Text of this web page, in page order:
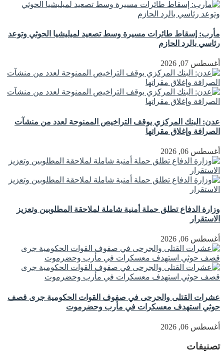
مأرب: إسقاط طائرات مسيرة وسط تصعيد لميليشيا الحوثي وتوعد
رئاسي بالرد الحازم
أغسطس 07, 2026
عدن: البنك المركزي يوقف التراخيص الممنوحة لعدد من منشآت
الصرافة وإغلاق مقراتها
أغسطس 06, 2026
وزارة الدفاع تطلق حملة أمنية شاملة لملاحقة المطلوبين وتعزيز
الاستقرار
أغسطس 06, 2026
عشرات القتلى والجرحى في صفوف القوات الحكومية جرى قصف
حوثي استهدف معسكرات في مأرب وحضرموت
أغسطس 06, 2026
تصنيفات